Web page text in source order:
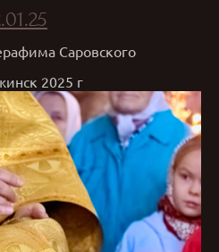
Саровского
2025 г